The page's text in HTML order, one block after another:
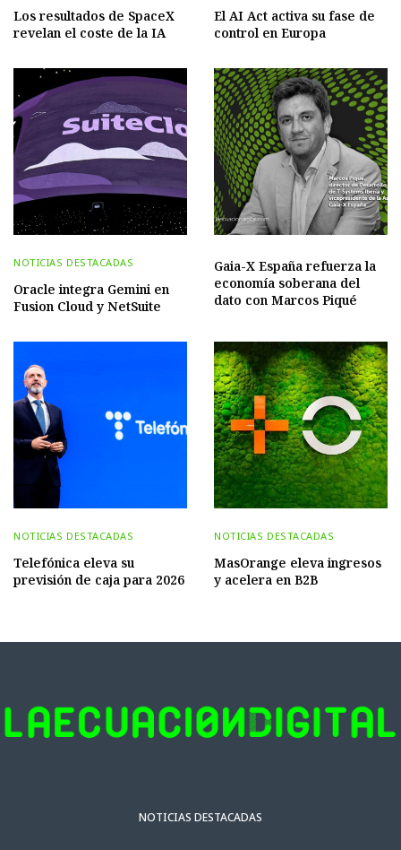
Los resultados de SpaceX
revelan el coste de la IA
El AI Act activa su fase de
control en Europa
NOTICIAS DESTACADAS
Oracle integra Gemini en
Fusion Cloud y NetSuite
Gaia-X España refuerza la
economía soberana del
dato con Marcos Piqué
NOTICIAS DESTACADAS
Telefónica eleva su
previsión de caja para 2026
NOTICIAS DESTACADAS
MasOrange eleva ingresos
y acelera en B2B
NOTICIAS DESTACADAS